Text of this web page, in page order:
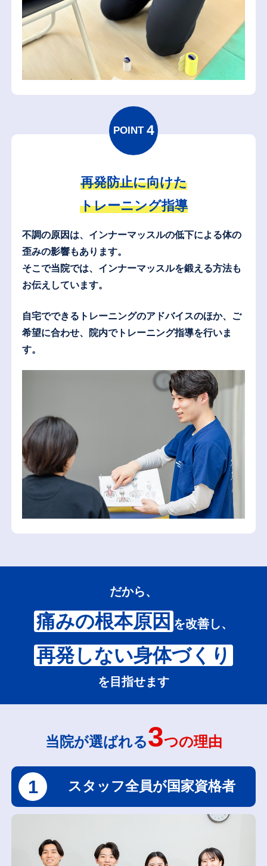
POINT 4
再発防止に向けた
トレーニング指導
不調の原因は、インナーマッスルの低下による体の
歪みの影響もあります。
そこで当院では、インナーマッスルを鍛える方法も
お伝えしています。
自宅でできるトレーニングのアドバイスのほか、 ご
希望に合わせ、院内でトレーニング指導を行いま
す。
だから、
痛みの根本原因 を改善し、
再発しない身体づくり
を目指せます
当院が選ばれる3つの理由
1 スタッフ全員が国家資格者